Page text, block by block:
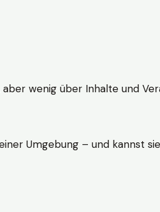
wenig über Inhalte und
Umgebung – und kannst